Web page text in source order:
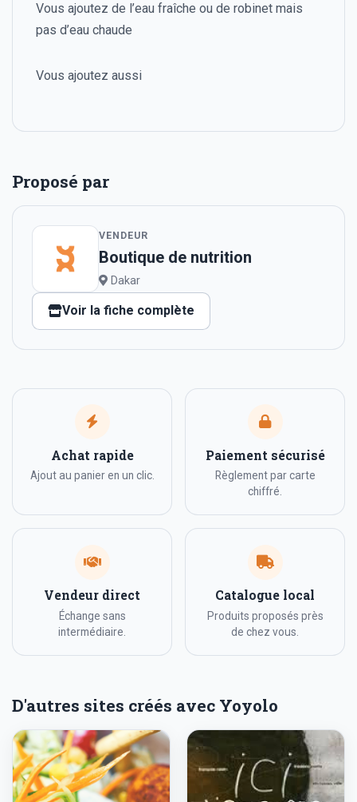
Vous ajoutez de l’eau fraîche ou de robinet mais
pas d’eau chaude
Vous ajoutez aussi
Proposé par
VENDEUR
Boutique de nutrition
Dakar
Voir la fiche complète
Achat rapide
Ajout au panier en un clic.
Paiement sécurisé
Règlement par carte
chiffré.
Vendeur direct
Échange sans
intermédiaire.
Catalogue local
Produits proposés près
de chez vous.
D'autres sites créés avec Yoyolo